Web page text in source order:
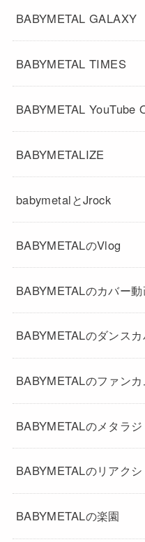
BABYMETAL GALAXY
BABYMETAL TIMES
BABYMETAL YouTube
BABYMETALIZE
babymetalとJrock
BABYMETALのVlog
BABYMETALのカバー
BABYMETALのダンス
BABYMETALのファン
BABYMETALのメタラジ
BABYMETALのリアク
BABYMETALの楽園